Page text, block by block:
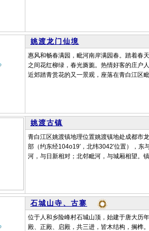
姚渡龙门仙境
惠风和畅春满园，毗河南岸满园春。踏着春
之间花红柳绿，春光旖旎。热情好客的庄户
近郊踏青赏花的又一景观，座落在青白江区
姚渡古镇
青白江区姚渡镇地理位置姚渡镇地处成都市
部（约东经104o19′，北纬3042′位置），
河，与日新相对；北邻毗河，与城厢相望。
石城山寺、古寨
位于人和乡险峰村石城山顶，始建于唐大历
殿、正殿、启殿，共三进，皆木结构，搁榫